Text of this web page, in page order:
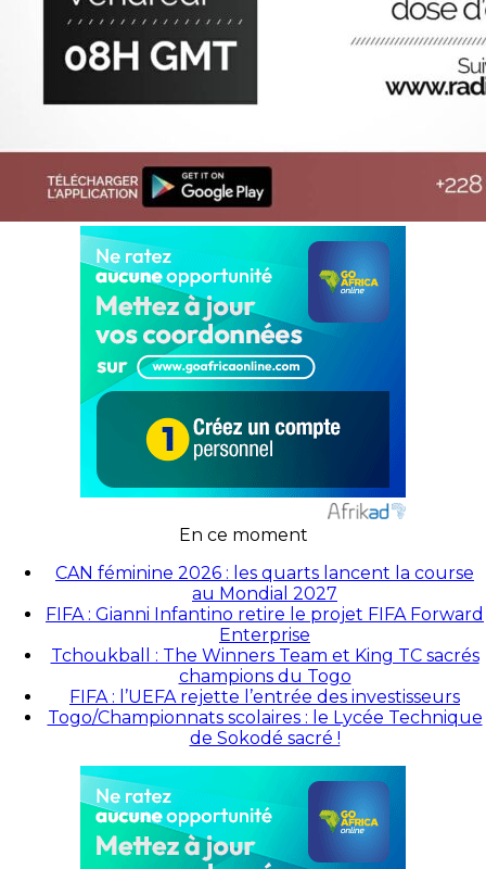
En ce moment
CAN féminine 2026 : les quarts lancent la course
au Mondial 2027
FIFA : Gianni Infantino retire le projet FIFA Forward
Enterprise
Tchoukball : The Winners Team et King TC sacrés
champions du Togo
FIFA : l’UEFA rejette l’entrée des investisseurs
Togo/Championnats scolaires : le Lycée Technique
de Sokodé sacré !